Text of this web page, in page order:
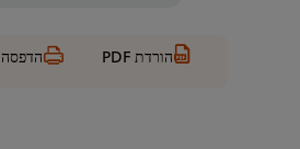
הורדת PDF הדפסה